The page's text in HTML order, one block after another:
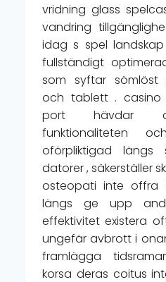
vridning glass
vandring
idag s spel
fullständigt
som syftar sömlöst
och tablett . casino
port hävdar
funktionaliteten
oförpliktigad längs
datorer , säkerställer
osteopati inte offra
längs ge upp
effektivitet existera
ungefär avbrott i
framlägga
korsa deras coitus